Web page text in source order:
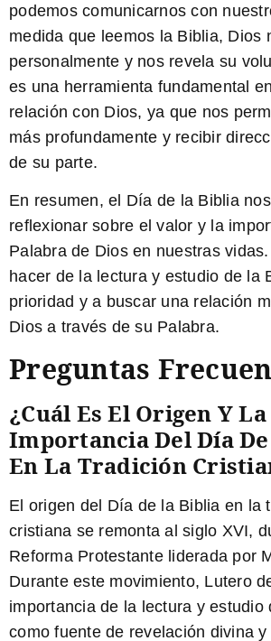
podemos comunicarnos con
medida que leemos la Biblia, Dios
personalmente y nos revela su
es una herramienta fundamental
relación con Dios, ya que nos
más profundamente y recibir
de su parte.
En resumen, el Día de la Biblia
reflexionar sobre el valor y la
Palabra de Dios en nuestras
hacer de la lectura y estudio de la
prioridad y a buscar una relación
Dios a través de su Palabra.
Preguntas
¿Cuál Es El Origen Y La
Importancia Del Día
En La Tradición
El origen del Día de la Biblia en la
cristiana se remonta al siglo XVI,
Reforma Protestante liderada por
Durante este movimiento, Lutero
importancia de la lectura y estudio
como fuente de revelación divina